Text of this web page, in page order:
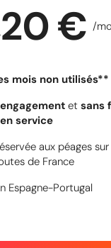
€ /
mois non utilisés**
et sans
service
aux péages
de France
Espagne-Portugal